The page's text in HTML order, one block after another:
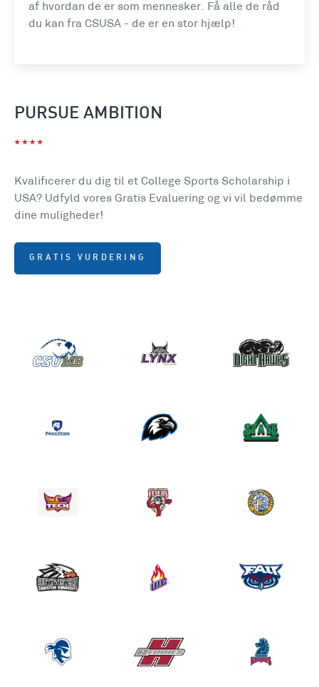
af hvordan de er som mennesker. Få alle de råd
du kan fra CSUSA - de er en stor hjælp!
PURSUE AMBITION
Kvalificerer du dig til et College Sports Scholarship i
USA? Udfyld vores Gratis Evaluering og vi vil bedømme
dine muligheder!
GRATIS VURDERING